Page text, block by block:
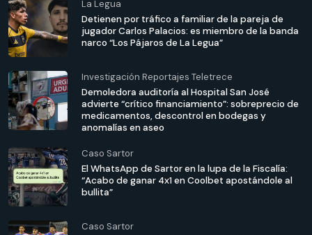
La Legua
Detienen por tráfico a familiar de la pareja de
jugador Carlos Palacios: es miembro de la banda
narco “Los Pájaros de La Legua”
Investigación Reportajes Teletrece
Demoledora auditoría al Hospital San José
advierte “crítico financiamiento”: sobreprecio de
medicamentos, descontrol en bodegas y
anomalías en aseo
Caso Sartor
El WhatsApp de Sartor en la lupa de la Fiscalía:
“Acabo de ganar 4x1 en Coolbet apostándole al
bullita”
Caso Sartor